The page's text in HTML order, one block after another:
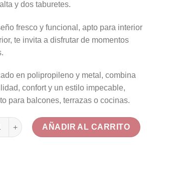
436,51 €.
y dos taburetes.
fresco y funcional, apto para interior
te invita a disfrutar de momentos
en polipropileno y metal, combina
confort y un estilo impecable,
para balcones, terrazas o cocinas.
Alta y Taburetes de Bar Blance Exterior cantidad
AÑADIR AL CARRITO